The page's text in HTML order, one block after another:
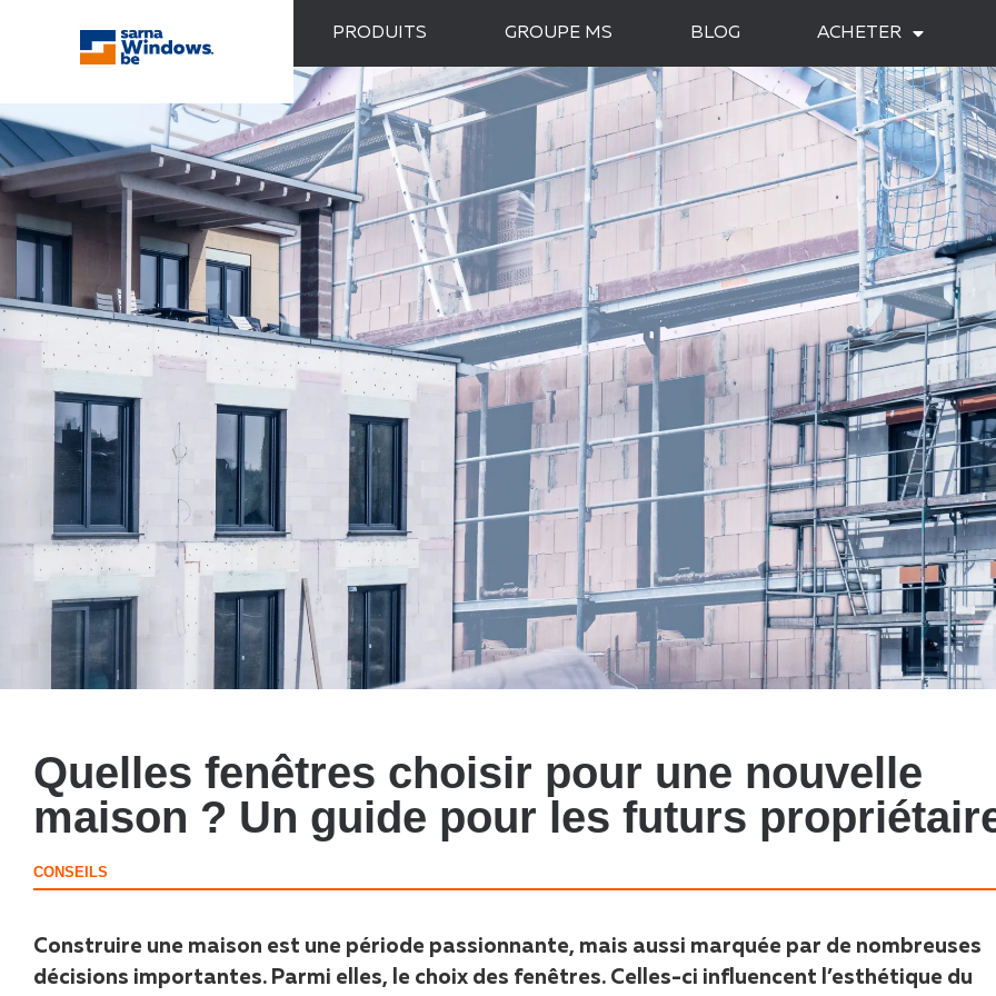
PRODUITS GROUPE MS BLOG ACHETER
Quelles fenêtres choisir pour une nouvelle
maison ? Un guide pour les futurs
CONSEILS
Construire une maison est une période passionnante, mais aussi marquée par de nombreuses
décisions importantes. Parmi elles, le choix des fenêtres. Celles-ci influencent l’esthétique du